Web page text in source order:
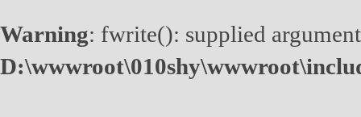
Warning: fwrite(): supplied